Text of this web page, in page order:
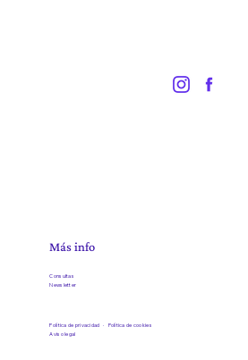
Más info
Consultas
Newsletter
Política de privacidad · Política de cookies
Aviso legal